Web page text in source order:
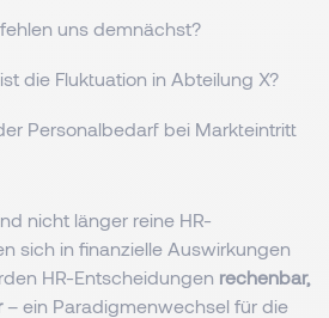
uns demnächst?
die Fluktuation in Abteilung X?
Personalbedarf bei Markteintritt
nicht länger reine HR-
sich in finanzielle Auswirkungen
HR-Entscheidungen rechenbar,
– ein Paradigmenwechsel für die